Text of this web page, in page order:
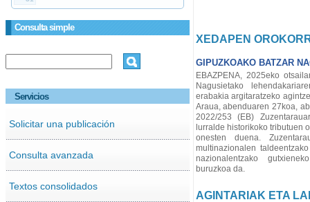
Consulta simple
Servicios
Solicitar una publicación
Consulta avanzada
Textos consolidados
XEDAPEN
GIPUZKOAKO BATZAR
EBAZPENA, 2025eko
Nagusietako
erabakia argitaratzeko
Araua, abenduaren 27koa,
2022/253 (EB)
lurralde historikoko tributuen
onesten duena.
multinazionalen
nazionalentzako
buruzkoa da.
AGINTARIAK ETA